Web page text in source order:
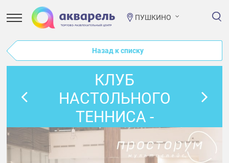
ПУШКИНО
Назад к списку
КЛУБ
НАСТОЛЬНОГО
ТЕННИСА -
ПРИГЛАШАЕМ
КАЖДУЮ ПЯТНИЦУ